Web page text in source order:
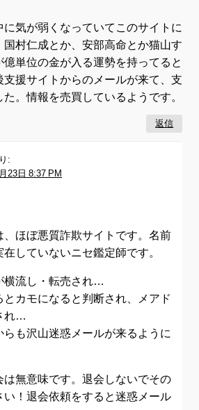
気が弱くなっていてこのサイトに
国村仁成とか、安部高命とか猫山す
単位の金が入る運勢を持ってると
援サイトからのメールが来て、支
。情報を売買しているようです。
返信
:
23日 8:37 PM
、ほぼ悪質詐欺サイトです。名前
していないニセ鑑定師です。
横流し・転売され…
カモになると判断され、メアド
れ…
も沢山迷惑メールが来るように
は無意味です。退会しないでその
い！退会依頼をすると迷惑メール